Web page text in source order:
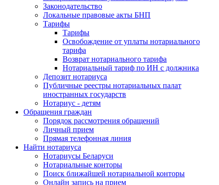
Законодательство
Локальные правовые акты БНП
Тарифы
Тарифы
Освобождение от уплаты нотариального
тарифа
Возврат нотариального тарифа
Нотариальный тариф по ИН с должника
Депозит нотариуса
Публичные реестры нотариальных палат
иностранных государств
Нотариус - детям
Обращения граждан
Порядок рассмотрения обращений
Личный прием
Прямая телефонная линия
Найти нотариуса
Нотариусы Беларуси
Нотариальные конторы
Поиск ближайшей нотариальной конторы
Онлайн запись на прием